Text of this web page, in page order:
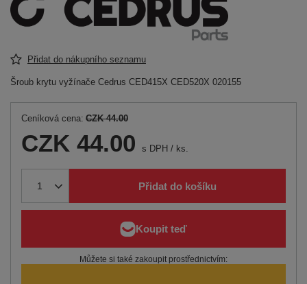
Přidat do nákupního seznamu
Šroub krytu vyžínače Cedrus CED415X CED520X 020155
Ceníková cena: CZK 44.00
CZK 44.00 s DPH / ks.
Přidat do košíku
Můžete si také zakoupit prostřednictvím: